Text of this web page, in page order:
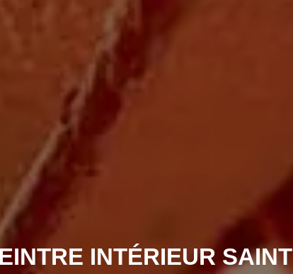
INTÉRIEUR SAINT